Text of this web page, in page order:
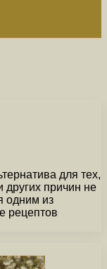
для тех,
других причин не
одним из
рецептов